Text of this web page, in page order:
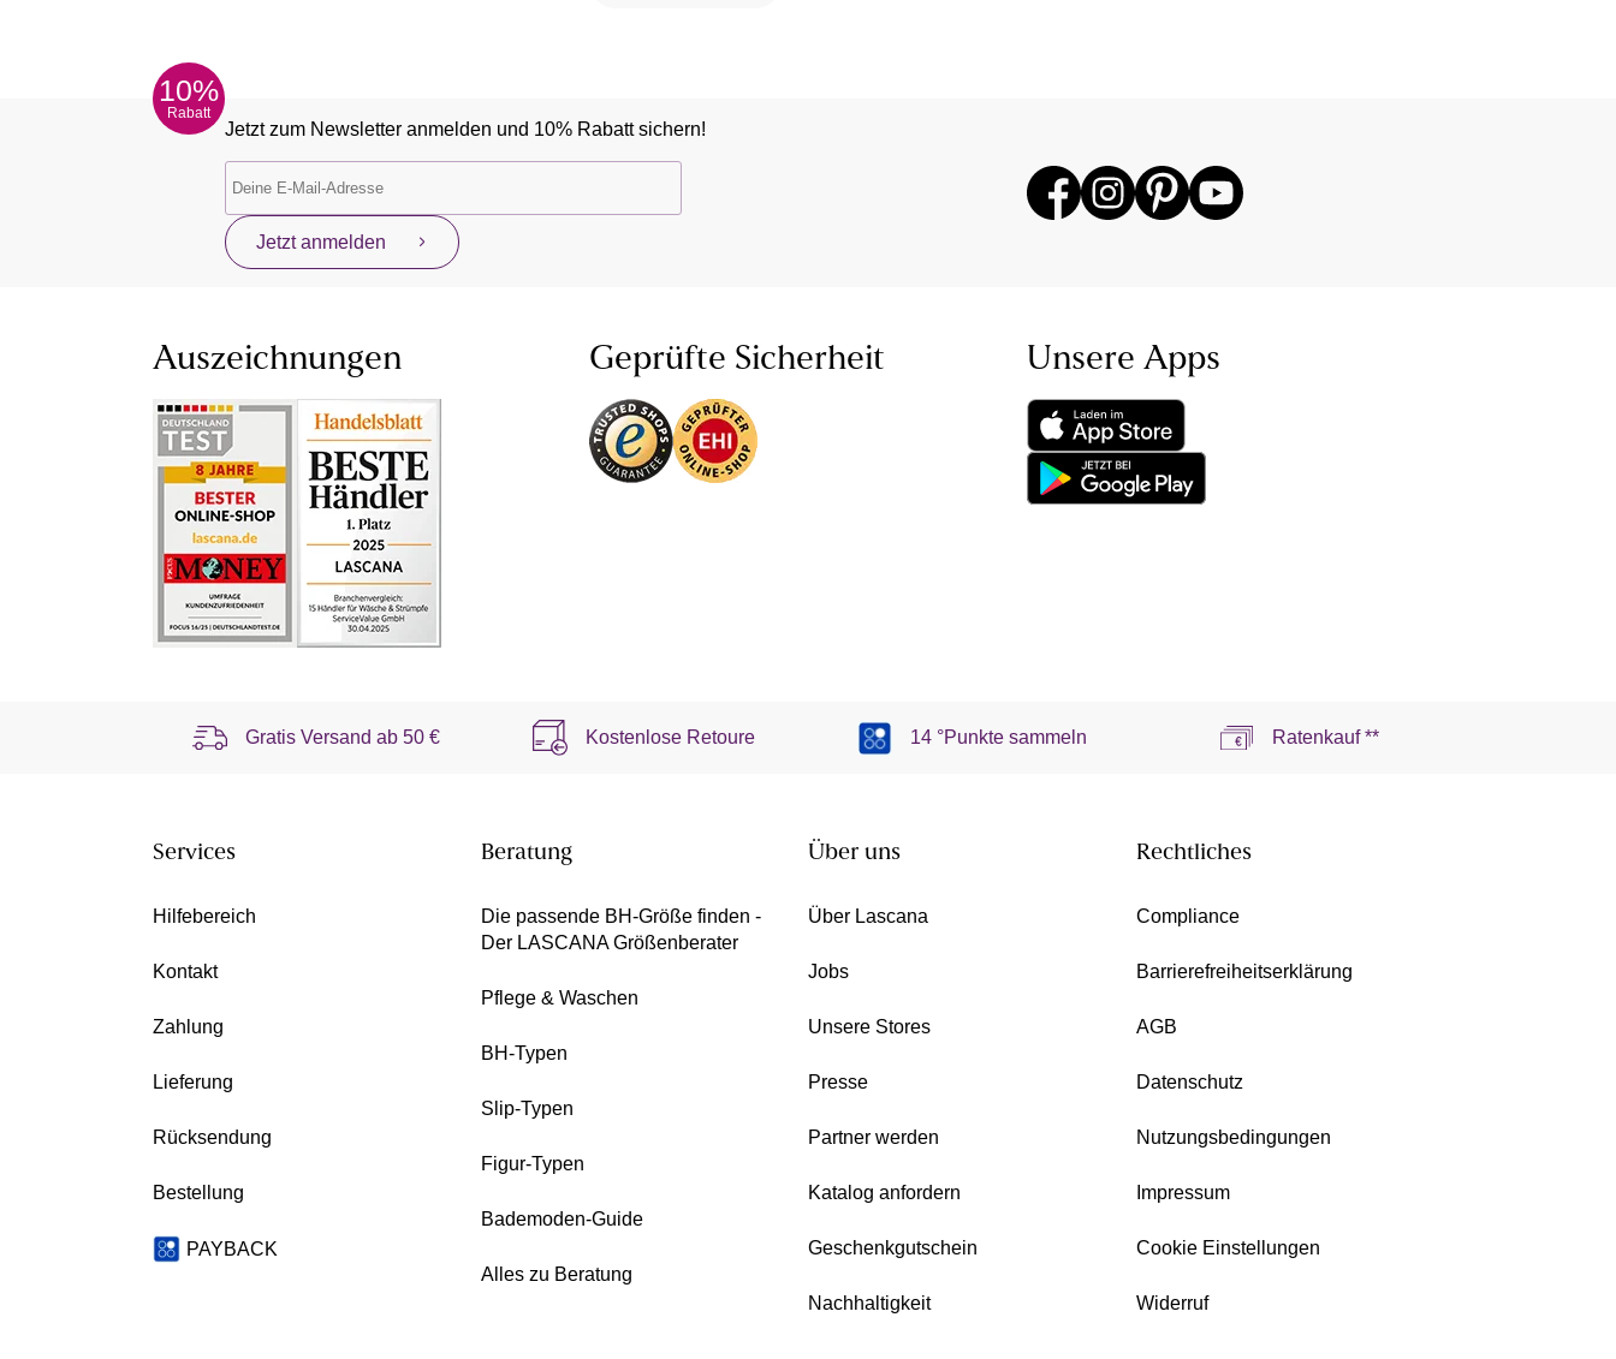
10%
Rabatt
Jetzt zum Newsletter anmelden und 10% Rabatt sichern!
Jetzt anmelden
Auszeichnungen Geprüfte Sicherheit Unsere Apps
Gratis Versand ab50 € Kostenlose Retoure 14 °Punkte sammeln Ratenkauf **
Services
Hilfebereich
Kontakt
Zahlung
Lieferung
Rücksendung
Bestellung
PAYBACK
Beratung
Die passende BH-Größe finden -
Der LASCANA Größenberater
Pflege & Waschen
BH-Typen
Slip-Typen
Figur-Typen
Bademoden-Guide
Alles zu Beratung
Über uns
Über Lascana
Jobs
Unsere Stores
Presse
Partner werden
Katalog anfordern
Geschenkgutschein
Nachhaltigkeit
Rechtliches
Compliance
Barrierefreiheitserklärung
AGB
Datenschutz
Nutzungsbedingungen
Impressum
Cookie Einstellungen
Widerruf